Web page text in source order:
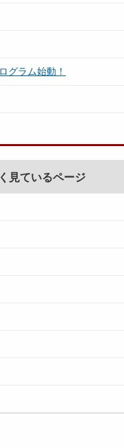
グラム始動！
見ているページ